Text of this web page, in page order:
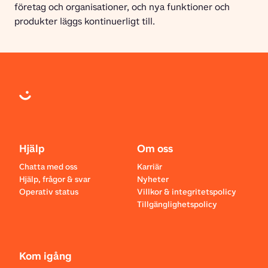
företag och organisationer, och nya funktioner och
produkter läggs kontinuerligt till.
Hjälp
Chatta med oss
Hjälp, frågor & svar
Operativ status
Om oss
Karriär
Nyheter
Villkor & integritetspolicy
Tillgänglighetspolicy
Kom igång